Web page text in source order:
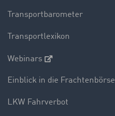
Transportbarometer
Transportlexikon
Webinars
Einblick in die Frachtenbörse
LKW Fahrverbot